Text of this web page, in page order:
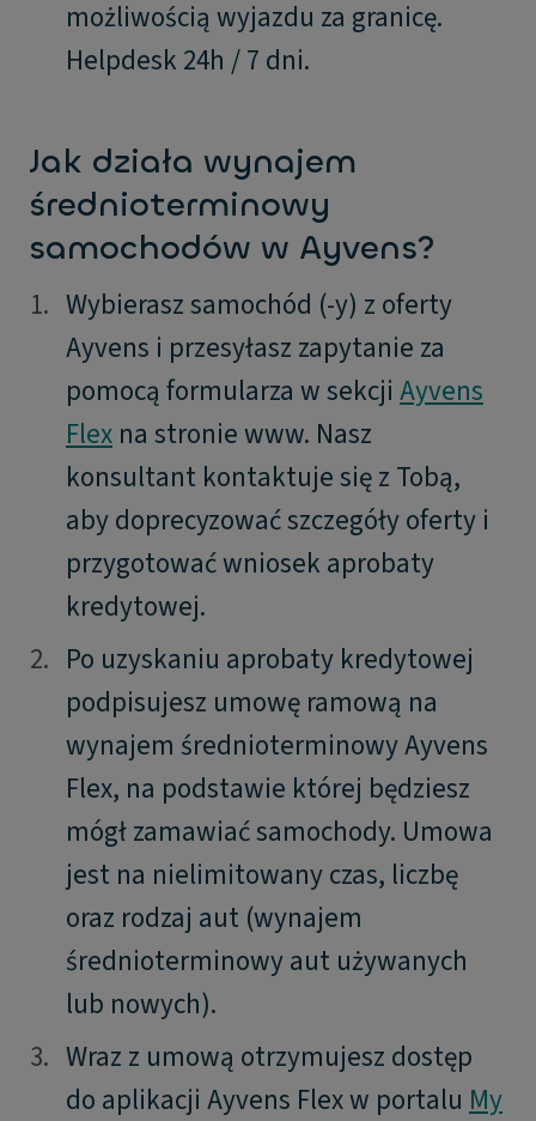
możliwością wyjazdu za granicę.
Helpdesk 24h / 7 dni.
Jak działa wynajem
średnioterminowy
samochodów w Ayvens?
1.
1. Wybierasz samochód (-y) z oferty
Ayvens i przesyłasz zapytanie za
pomocą formularza w sekcji Ayvens
Flex na stronie www. Nasz
konsultant kontaktuje się z Tobą,
aby doprecyzować szczegóły oferty i
przygotować wniosek aprobaty
kredytowej.
2.
2. Po uzyskaniu aprobaty kredytowej
podpisujesz umowę ramową na
wynajem średnioterminowy Ayvens
Flex, na podstawie której będziesz
mógł zamawiać samochody. Umowa
jest na nielimitowany czas, liczbę
oraz rodzaj aut (wynajem
średnioterminowy aut używanych
lub nowych).
3.
3. Wraz z umową otrzymujesz dostęp
do aplikacji Ayvens Flex w portalu My